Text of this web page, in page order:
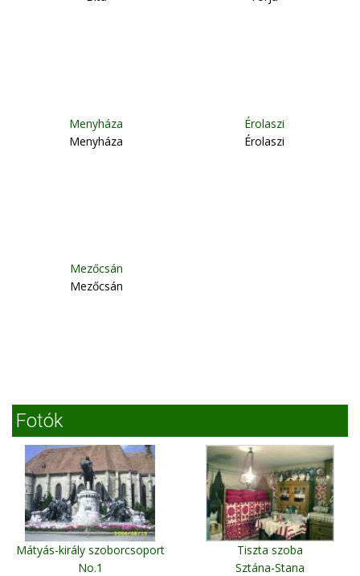
Menyháza
Menyháza
Érolaszi
Érolaszi
Mezőcsán
Mezőcsán
Fotók
Mátyás-király szoborcsoport
No.1
Tiszta szoba
Sztána-Stana